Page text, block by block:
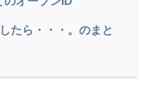
たら・・・。のまと